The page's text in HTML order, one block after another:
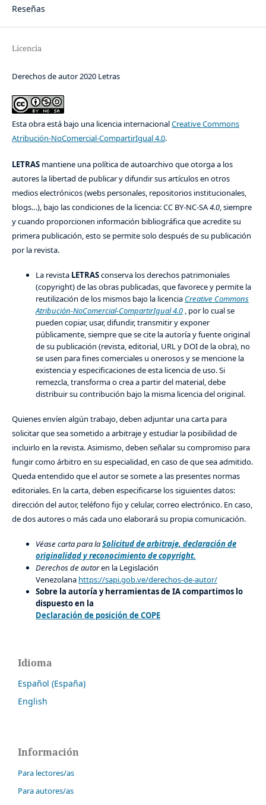
Reseñas
Licencia
Derechos de autor 2020 Letras
Esta obra está bajo una licencia internacionalCreative Commons
Atribución-NoComercial-CompartirIgual 4.0.
LETRASmantiene una política de autoarchivo que otorga a los
autores la libertad de publicar y difundir sus artículos en otros
medios electrónicos (webs personales, repositorios institucionales,
blogs…), bajo las condiciones de la licencia: CC BY-NC-SA4.0, siempre
y cuando proporcionen información bibliográfica que acredite su
primera publicación, esto se permite solo después de su publicación
por la revista.
La revista LETRASconserva los derechos patrimoniales
(copyright) de las obras publicadas, que favorece y permite la
reutilización de los mismos bajo la licencia Creative Commons
Atribución-NoComercial-CompartirIgual 4.0, por lo cual se
pueden copiar, usar, difundir, transmitir y exponer
públicamente, siempre que se cite la autoría y fuente original
de su publicación (revista, editorial, URL y DOI de la obra), no
se usen para fines comerciales u onerosos y se mencione la
existencia y especificaciones de esta licencia de uso. Si
remezcla, transforma o crea a partir del material, debe
distribuir su contribución bajo la misma licencia del original.
Quienes envíen algún trabajo, deben adjuntar una carta para
solicitar que sea sometido a arbitraje y estudiar la posibilidad de
incluirlo en la revista. Asimismo, deben señalar su compromiso para
fungir como árbitro en su especialidad, en caso de que sea admitido.
Queda entendido que el autor se somete a las presentes normas
editoriales. En la carta, deben especificarse los siguientes datos:
dirección del autor, teléfono fijo y celular, correo electrónico. En caso,
de dos autores o más cada uno elaborará su propia comunicación.
Véase carta para laSolicitud de arbitraje, declaración de
originalidad y reconocimiento de copyright.
Derechos de autoren la Legislación
Venezolana https://sapi.gob.ve/derechos-de-autor/
Sobre la autoría y herramientas de IA compartimos lo
dispuesto en la
Declaración de posición de COPE
Idioma
Español (España)
English
Información
Para lectores/as
Para autores/as